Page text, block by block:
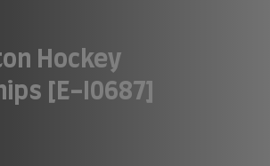
Hockey
[E-I0687]